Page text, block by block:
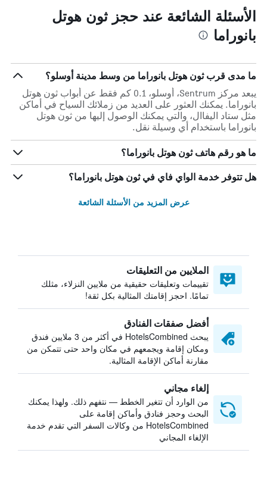
الأسئلة الشائعة عند حجز ثون هوتل
بانوراما
ما مدى قرب ثون هوتل بانوراما من وسط مدينة أوسلو؟
يبعد مركز Sentrum، أوسلو، 0.1 كم فقط عن أبواب ثون هوتل
بانوراما. يمكنك العثور على العديد من زملائك السياح في أماكن
مثل ستاد اليفاال، والتي يمكنك الوصول إليها من ثون هوتل
بانوراما باستخدام أي وسيلة نقل.
ما هو رقم هاتف ثون هوتل بانوراما؟
هل تتوفر خدمة الواي فاي في ثون هوتل بانوراما؟
عرض المزيد من الأسئلة الشائعة
الملايين من التعليقات
تقييمات وتعليقات حقيقية من ملايين النزلاء، مثلك
تمامًا. احجز إقامتك المثالية بكل ثقة!
أفضل صفقات الفنادق
يبحث HotelsCombined في أكثر من 3 ملايين فندق
ومكان إقامة ويجمعهم في مكان واحد حتى تتمكن من
مقارنة أماكن الإقامة المثالية.
إلغاء مجاني
من الوارد أن تتغير الخطط — نتفهم ذلك. ولهذا يمكنك
البحث وحجز فنادق وأماكن إقامة على
HotelsCombined من وكالات السفر التي تقدم خدمة
الإلغاء المجاني